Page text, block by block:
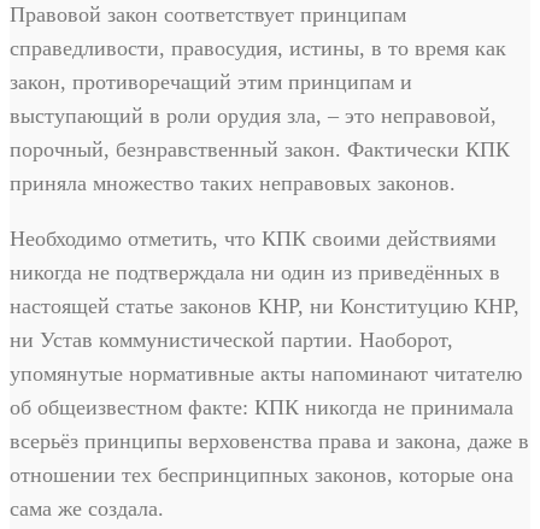
Правовой закон соответствует принципам
справедливости, правосудия, истины, в то время как
закон, противоречащий этим принципам и
выступающий в роли орудия зла, – это неправовой,
порочный, безнравственный закон. Фактически КПК
приняла множество таких неправовых законов.
Необходимо отметить, что КПК своими действиями
никогда не подтверждала ни один из приведённых в
настоящей статье законов КНР, ни Конституцию КНР,
ни Устав коммунистической партии. Наоборот,
упомянутые нормативные акты напоминают читателю
об общеизвестном факте: КПК никогда не принимала
всерьёз принципы верховенства права и закона, даже в
отношении тех беспринципных законов, которые она
сама же создала.